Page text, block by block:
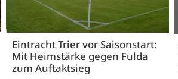
Eintracht Trier vor Saisonstart:
Mit Heimstärke gegen Fulda
zum Auftaktsieg